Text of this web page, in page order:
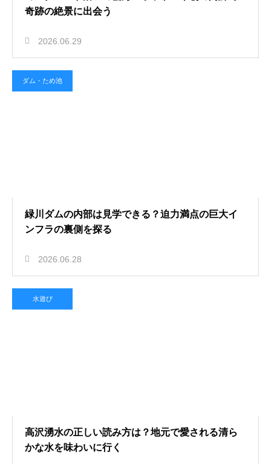
奇跡の絶景に出会う
2026.06.29
ダム・ため池
緑川ダムの内部は見学できる？迫力満点の巨大イ
ンフラの裏側を探る
2026.06.28
水遊び
高沢湧水の正しい読み方は？地元で愛される清ら
かな水を味わいに行く